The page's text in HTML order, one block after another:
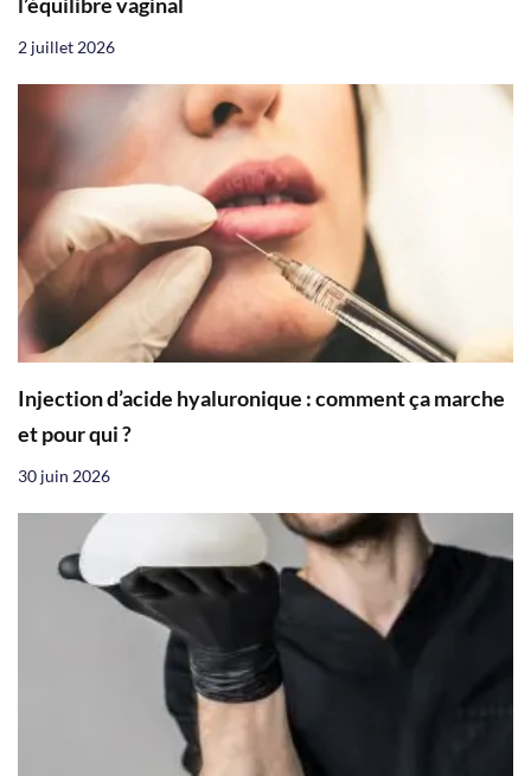
2 juillet 2026
Injection d’acide hyaluronique : comment ça marche
et pour qui ?
30 juin 2026